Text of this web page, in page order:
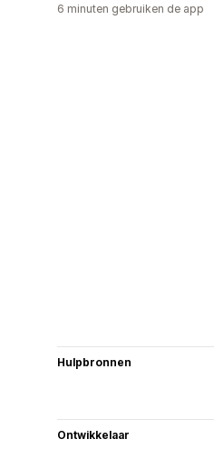
6 minuten gebruiken de app
Hulpbronnen
Ontwikkelaar